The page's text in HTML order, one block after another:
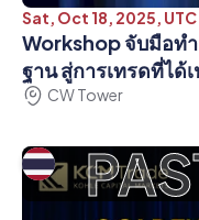
Sat, Oct 18, 2025, UTC
Workshop จับมือท
ฐาน สู่การเทรดที่ได้
CW Tower